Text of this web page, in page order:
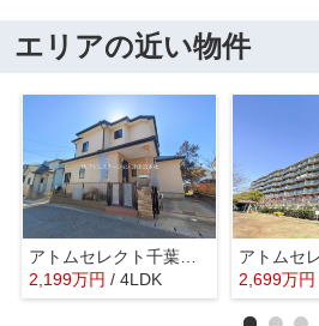
エリアの近い物件
アトムセレクト千葉市花見川区千種町 中古戸建て
2,199万円 / 4LDK
2,699万円